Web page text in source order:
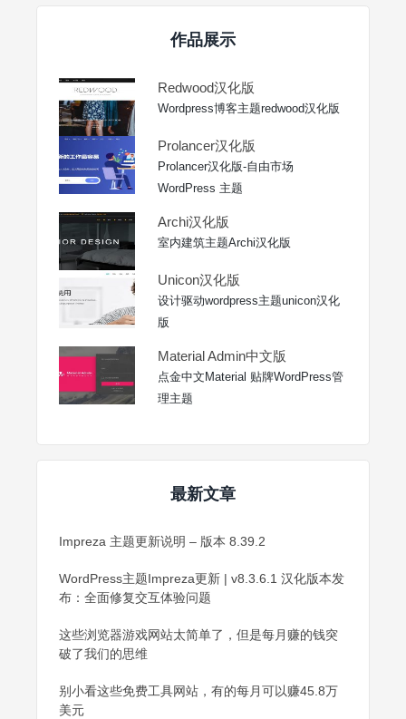
作品展示
Redwood汉化版
Wordpress博客主题redwood汉化版
Prolancer汉化版
Prolancer汉化版-自由市场
WordPress 主题
Archi汉化版
室内建筑主题Archi汉化版
Unicon汉化版
设计驱动wordpress主题unicon汉化
版
Material Admin中文版
点金中文Material 贴牌WordPress管
理主题
最新文章
Impreza 主题更新说明 – 版本 8.39.2
WordPress主题Impreza更新 | v8.3.6.1 汉化版本发
布：全面修复交互体验问题
这些浏览器游戏网站太简单了，但是每月赚的钱突
破了我们的思维
别小看这些免费工具网站，有的每月可以赚45.8万
美元